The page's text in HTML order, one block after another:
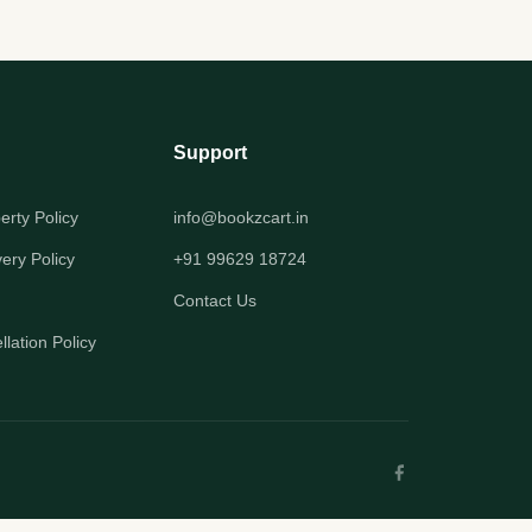
Policy
Policy
Policy
Support
info@bookzcart.in
+91 99629 18724
Contact Us